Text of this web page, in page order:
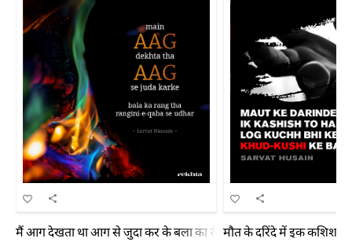
मैं आग देखता था आग से जुदा कर के बला का रंग था रंगीनी-ए-क़बा से उधर
मौत के दरिंदे में इक कशिश